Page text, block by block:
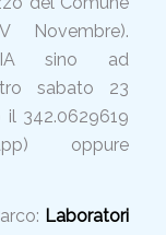
sino ad
sabato 23
342.0629619
oppure
Laboratori